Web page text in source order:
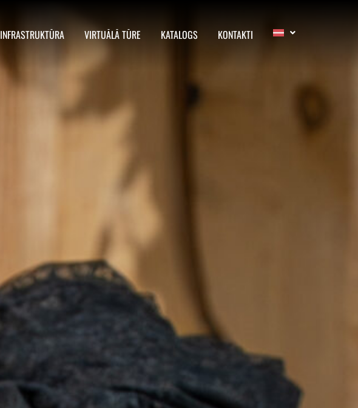
INFRASTRUKTŪRA VIRTUĀLĀ TŪRE KATALOGS KONTAKTI